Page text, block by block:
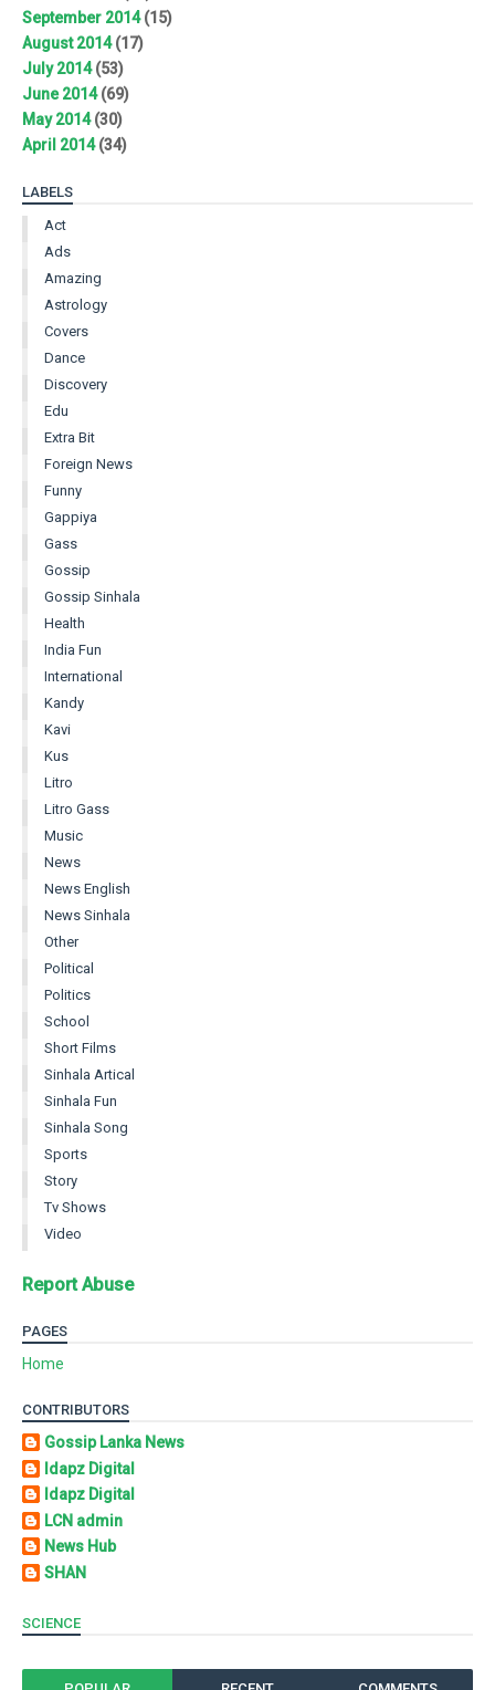
September 2014(15)
August 2014(17)
July 2014(53)
June 2014(69)
May 2014(30)
April 2014(34)
LABELS
Act
Ads
Amazing
Astrology
Covers
Dance
Discovery
Edu
Extra Bit
Foreign News
Funny
Gappiya
Gass
Gossip
Gossip Sinhala
Health
India Fun
International
Kandy
Kavi
Kus
Litro
Litro Gass
Music
News
News English
News Sinhala
Other
Political
Politics
School
Short Films
Sinhala Artical
Sinhala Fun
Sinhala Song
Sports
Story
Tv Shows
Video
Report Abuse
PAGES
Home
CONTRIBUTORS
Gossip Lanka News
Idapz Digital
Idapz Digital
LCN admin
News Hub
SHAN
SCIENCE